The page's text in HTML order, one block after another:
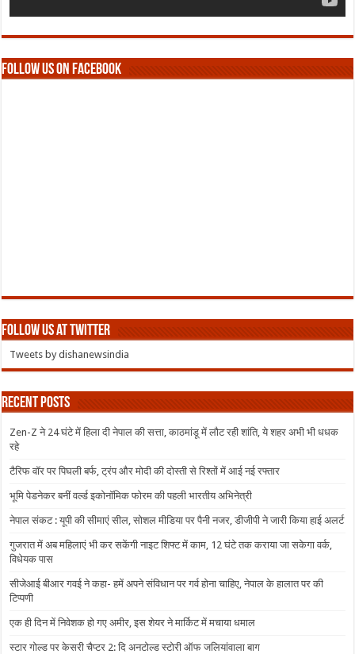
Follow us on Facebook
Follow us at Twitter
Tweets by dishanewsindia
Recent Posts
Zen-Z ने 24 घंटे में हिला दी नेपाल की सत्ता, काठमांडू में लौट रही शांति, ये शहर अभी भी धधक
रहे
टैरिफ वॉर पर पिघली बर्फ, ट्रंप और मोदी की दोस्ती से रिश्तों में आई नई रफ्तार
भूमि पेडनेकर बनीं वर्ल्ड इकोनॉमिक फोरम की पहली भारतीय अभिनेत्री
नेपाल संकट : यूपी की सीमाएं सील, सोशल मीडिया पर पैनी नजर, डीजीपी ने जारी किया हाई अलर्ट
गुजरात में अब महिलाएं भी कर सकेंगी नाइट शिफ्ट में काम, 12 घंटे तक कराया जा सकेगा वर्क,
विधेयक पास
सीजेआई बीआर गवई ने कहा- हमें अपने संविधान पर गर्व होना चाहिए, नेपाल के हालात पर की
टिप्पणी
एक ही दिन में निवेशक हो गए अमीर, इस शेयर ने मार्किट में मचाया धमाल
स्टार गोल्ड पर केसरी चैप्टर 2: दि अनटोल्ड स्टोरी ऑफ जलियांवाला बाग